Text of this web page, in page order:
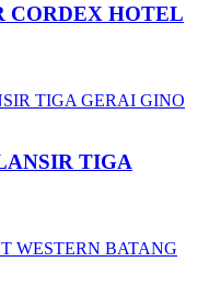
CORDEX HOTEL
TIGA